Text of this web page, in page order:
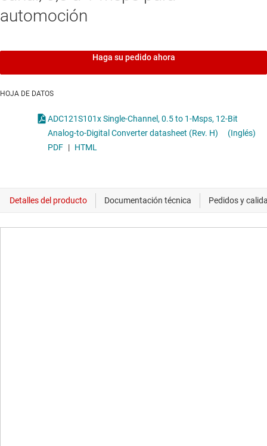
automoción
Haga su pedido ahora
HOJA DE DATOS
ADC121S101x Single-Channel, 0.5 to 1-Msps, 12-Bit
Analog-to-Digital Converter datasheet (Rev. H)
(Inglés)
PDF | HTML